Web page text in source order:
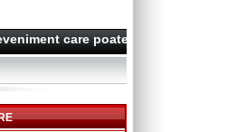
care poate deveni o ştire?